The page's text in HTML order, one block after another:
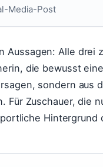
Media-Post
Aussagen: Alle drei
die bewusst
sondern aus
Für Zuschauer, die
Hintergrund